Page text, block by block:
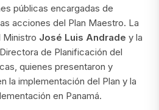
públicas encargadas de
acciones del Plan Maestro. La
Ministro José Luis Andrade y la
, Directora de Planificación del
quienes presentaron y
la implementación del Plan y la
en Panamá.